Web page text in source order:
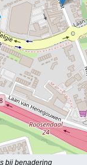
bij benadering